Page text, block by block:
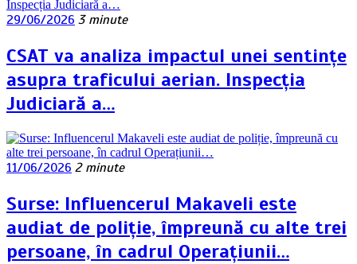
29/06/2026 3 minute
CSAT va analiza impactul unei sentințe
asupra traficului aerian. Inspecția
Judiciară a…
11/06/2026 2 minute
Surse: Influencerul Makaveli este
audiat de poliție, împreună cu alte trei
persoane, în cadrul Operațiunii…